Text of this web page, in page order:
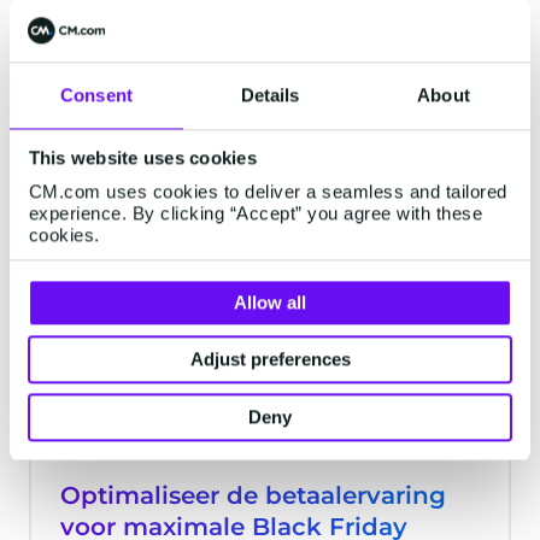
Consent Details About
This website uses cookies
CM.com uses cookies to deliver a seamless and tailored
experience. By clicking “Accept” you agree with these
cookies.
Allow all
Adjust preferences
Deny
iDEAL gaat binnen nu en afzienbare tijd
vervangen worden door Europese
opvolger Wero. In diverse landen om ons
heen is Wero recent geïntroduceerd.
Nederland volgt binnenkort. Wat is Wero
en wat kan je als consument of
ondernemer van deze nieuwe
betaalmethode verwachten?
4 minutes read·Apr 07, 2025
BETALINGEN
Optimaliseer de betaalervaring
voor maximale Black Friday